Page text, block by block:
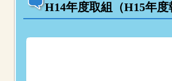
H14年度取組（H15年度